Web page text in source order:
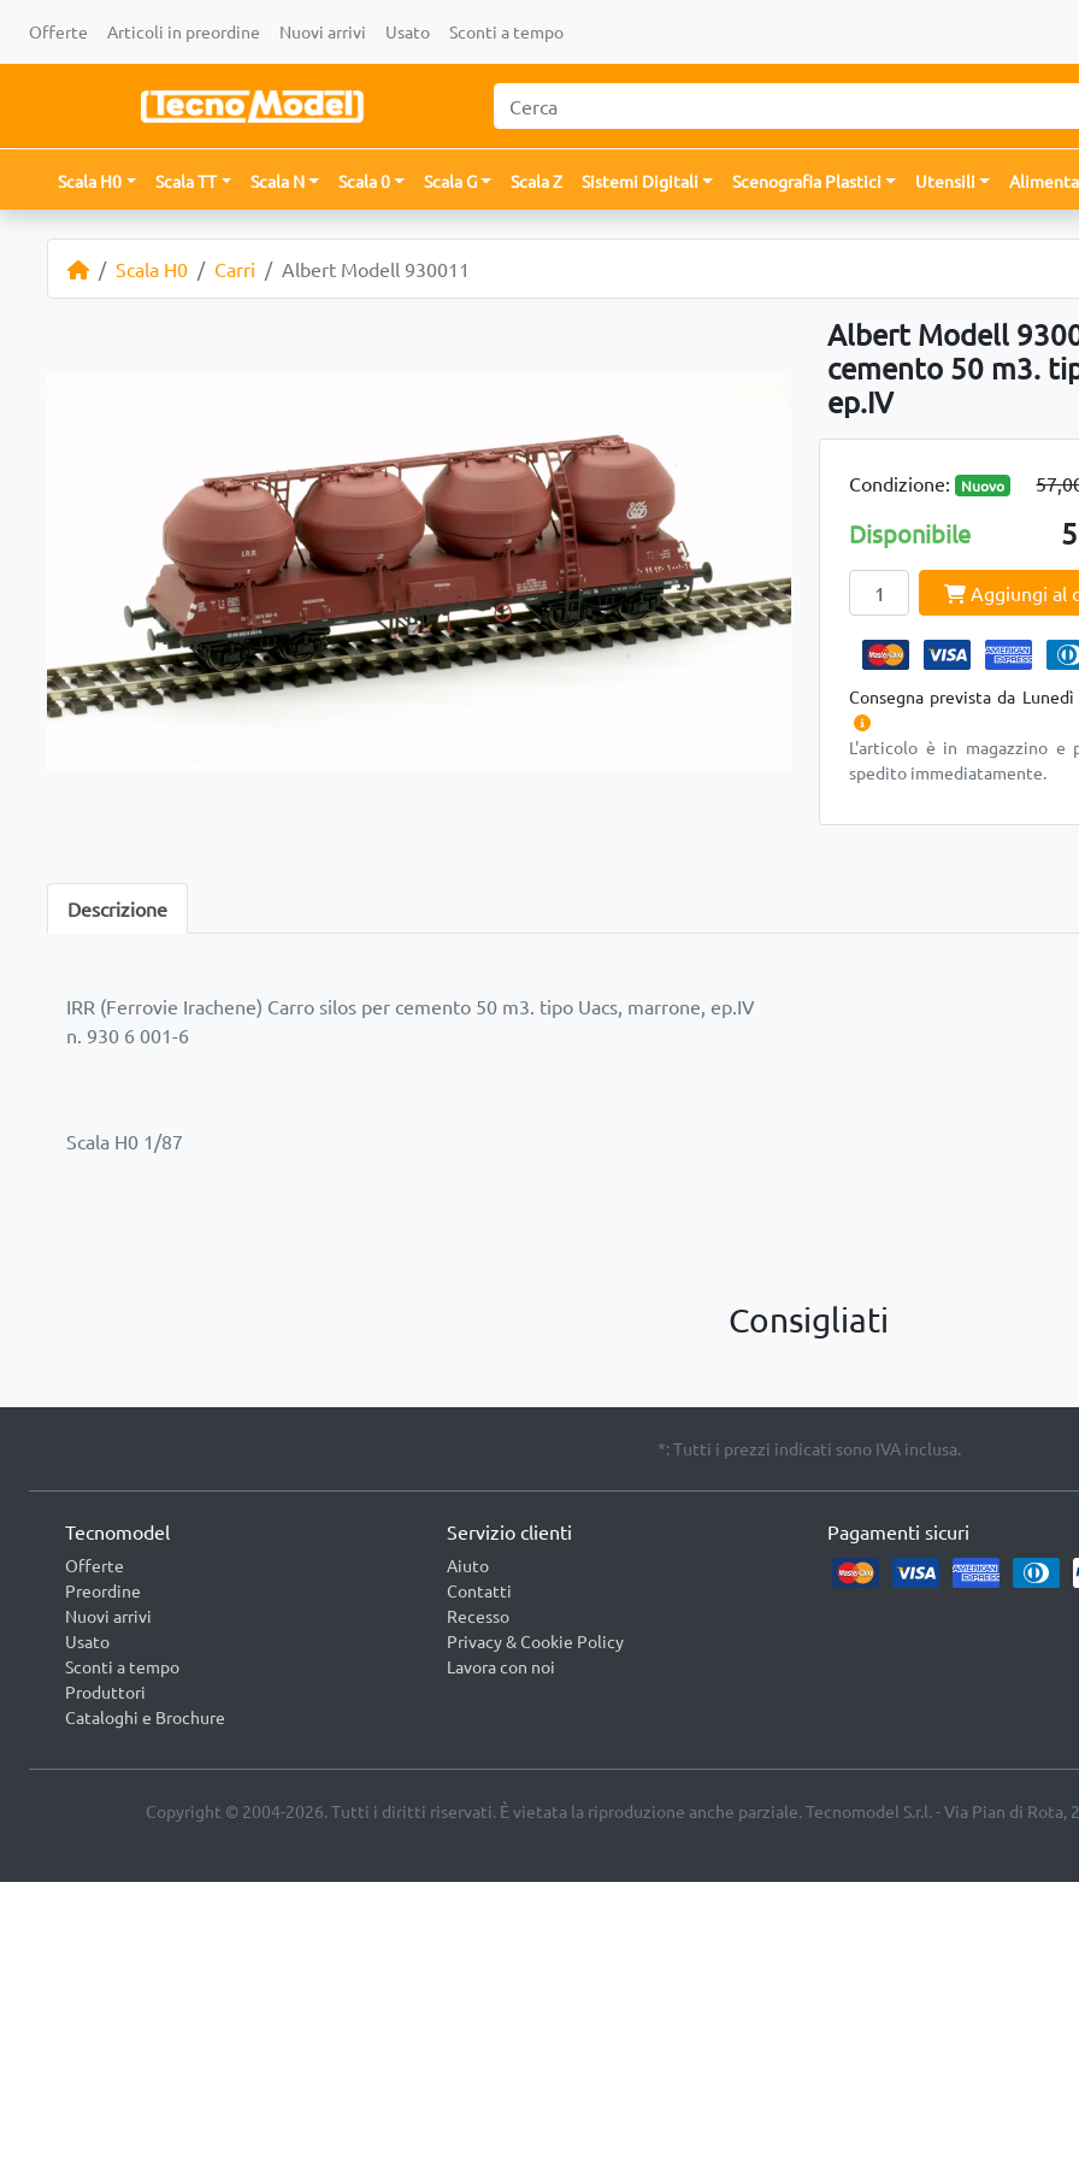
Offerte Articoli in preordine Nuovi arrivi Usato Sconti a tempo
Scala H0 Scala TT Scala N Scala 0 Scala G Scala Z Sistemi Digitali Scenografia Plastici Utensili
Scala H0 Carri Albert Modell 930011
Albert Modell
cemento 50 m3.
ep.IV
Condizione: Nuovo
Disponibile
Aggiungi al
Consegna prevista da
L'articolo è in magazzino e
spedito immediatamente.
Descrizione
IRR (Ferrovie Irachene) Carro silos per cemento 50 m3. tipo Uacs, marrone, ep.IV
n. 930 6 001-6
Consigliati
*: Tutti i prezzi indicati sono IVA inclusa.
Tecnomodel
Offerte
Preordine
Nuovi arrivi
Usato
Sconti a tempo
Produttori
Cataloghi e Brochure
Servizio clienti
Aiuto
Contatti
Recesso
Privacy & Cookie Policy
Lavora con noi
Pagamenti sicuri
Copyright © 2004-2026. Tutti i diritti riservati. È vietata la riproduzione anche parziale. Tecnomodel S.r.l. - Via Pian di Rota,